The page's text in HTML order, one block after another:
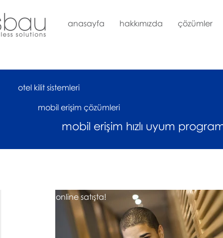
anasayfa hakkımızda çözümler
otel kilit sistemleri
mobil erişim çözümleri
mobil erişim hızlı uyum
çok yakında online satışta!